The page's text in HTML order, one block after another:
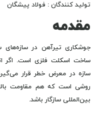
تولید کنندگان : فولاد پیشگان
مقدمه
جوشکاری تیرآهن در
ساخت اسکلت فلزی است. اگر
سازه در معرض خطر قرار
روشی است که هم مقاومت بالا
بین‌المللی سازگار باشد.